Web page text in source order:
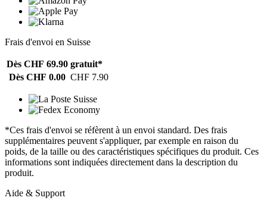
Frais d'envoi en Suisse
Dès CHF 69.90 gratuit*
Dès CHF 0.00 CHF 7.90
*Ces frais d'envoi se réfèrent à un envoi standard. Des frais
supplémentaires peuvent s'appliquer, par exemple en raison du
poids, de la taille ou des caractéristiques spécifiques du produit. Ces
informations sont indiquées directement dans la description du
produit.
Aide & Support